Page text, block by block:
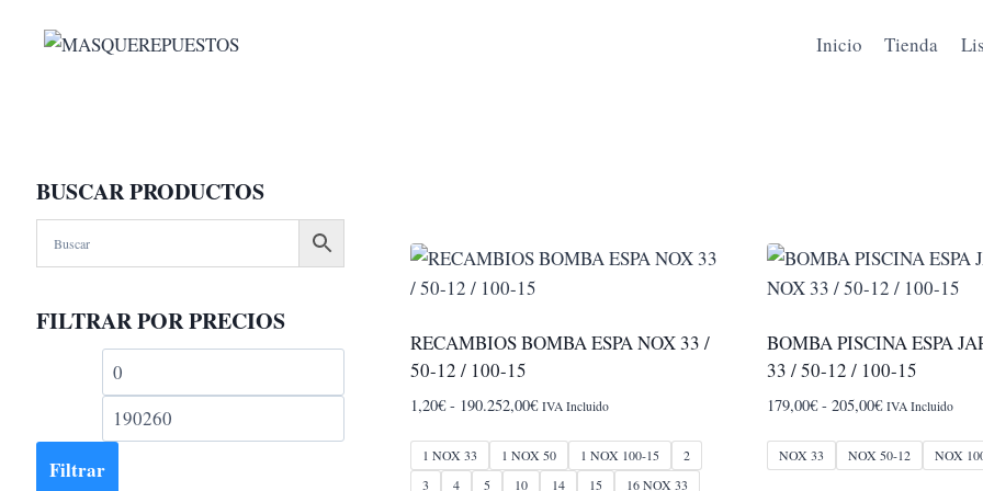
Inicio Tienda
RECAMBIOS BOMBA ESPA NOX 33 /
50-12 / 100-15
1,20€ - 190.252,00€Rango
precios:
desde
IVA Incluido
1 NOX 33 1 NOX 50 1 NOX 100-15
2
3
4 5 10 14 15
16 NOX 33
BOMBA PISCINA ESPA
33 / 50-12 / 100-15
179,00€ - 205,00€Rango
precios:
IVA Incluido
NOX 33 NOX 50-12 NOX
BUSCAR PRODUCTOS
FILTRAR POR PRECIOS
Precio
mínimo
máximo
Filtrar